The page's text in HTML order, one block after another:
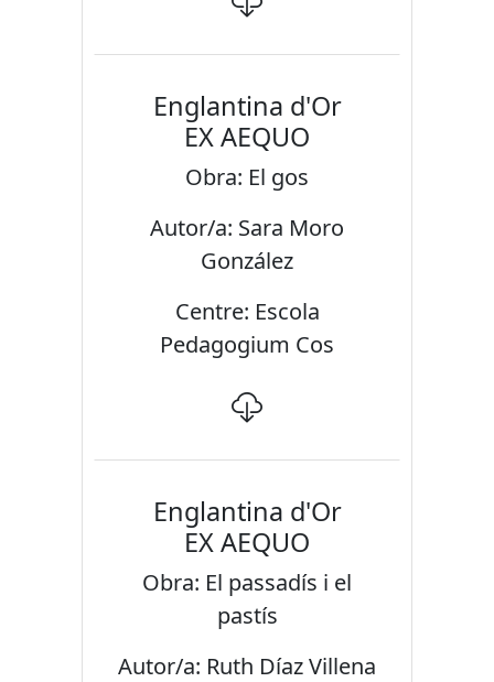
Englantina d'Or
EX AEQUO
Obra: El gos
Autor/a: Sara Moro
González
Centre: Escola
Pedagogium Cos
Englantina d'Or
EX AEQUO
Obra: El passadís i el
pastís
Autor/a: Ruth Díaz Villena